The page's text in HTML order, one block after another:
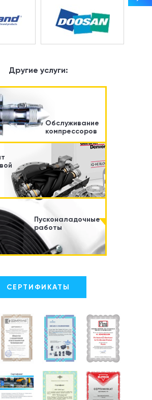
Другие услуги:
Обслуживание
компрессоров
Пусконаладочные
работы
СЕРТИФИКАТЫ